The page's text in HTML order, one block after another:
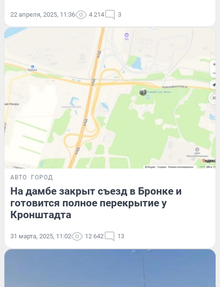
22 апреля, 2025, 11:36 4 214 3
АВТО ГОРОД
На дамбе закрыт съезд в Бронке и
готовится полное перекрытие у
Кронштадта
31 марта, 2025, 11:02 12 642 13